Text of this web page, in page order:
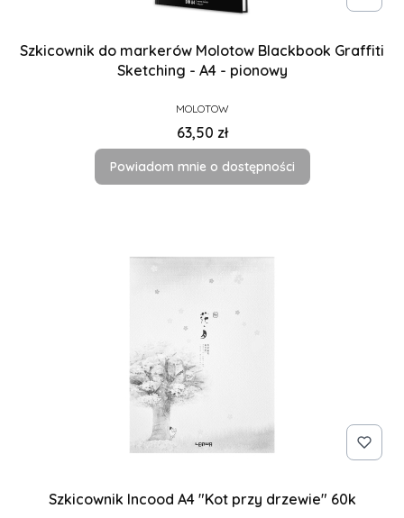
Szkicownik do markerów Molotow Blackbook Graffiti
Sketching - A4 - pionowy
PRODUCENT
MOLOTOW
Cena
63,50 zł
Powiadom mnie o dostępności
Szkicownik Incood A4 "Kot przy drzewie" 60k